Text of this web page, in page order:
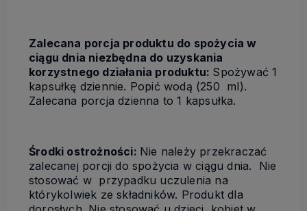
Zalecana porcja produktu do spożycia w
ciągu dnia niezbędna do uzyskania
korzystnego działania produktu: Spożywać 1
kapsułkę dziennie. Popić wodą (250 ml).
Zalecana porcja dzienna to 1 kapsułka.
Środki ostrożności: Nie należy przekraczać
zalecanej porcji do spożycia w ciągu dnia. Nie
stosować w przypadku uczulenia na
którykolwiek ze składników. Produkt dla